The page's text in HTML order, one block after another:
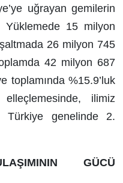
uğrayan gemilerin
Yüklemede 15 milyon
26 milyon 745
42 milyon 687
toplamında %15.9’luk
elleçlemesinde, ilimiz
genelinde 2.
GÜCÜ